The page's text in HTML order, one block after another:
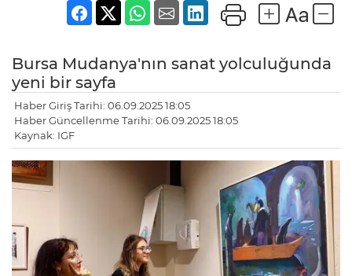
Bursa Mudanya'nın sanat yolculuğunda
yeni bir sayfa
Haber Giriş Tarihi: 06.09.2025 18:05
Haber Güncellenme Tarihi: 06.09.2025 18:05
Kaynak: IGF